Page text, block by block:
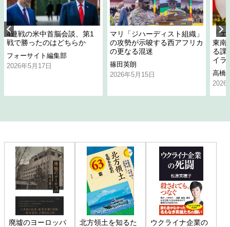
4連戦の米中首脳会談、第1
戦で勝ったのはどちらか
フォーサイト編集部
2026年5月17日
マリ「ジハーディスト組織」
の攻勢が示唆する西アフリカ
の更なる混迷
篠田英朗
2026年5月15日
「
東南
る課
イラ
高橋
2026
廃墟のヨーロッパ
北方領土を知るた
ウクライナ企業の